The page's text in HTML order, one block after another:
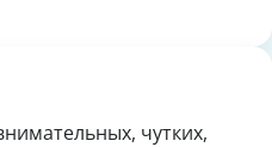
чутких,